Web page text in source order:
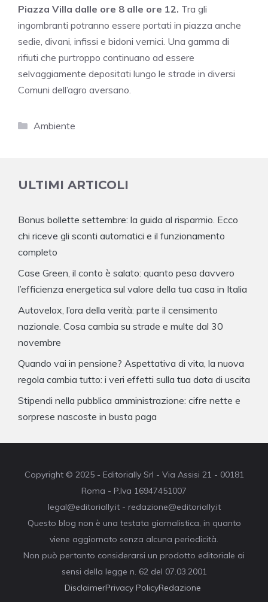
Piazza Villa dalle ore 8 alle ore 12. Tra gli
ingombranti potranno essere portati in piazza anche
sedie, divani, infissi e bidoni vernici. Una gamma di
rifiuti che purtroppo continuano ad essere
selvaggiamente depositati lungo le strade in diversi
Comuni dell’agro aversano.
Categorie
Ambiente
ULTIMI ARTICOLI
Bonus bollette settembre: la guida al risparmio. Ecco
chi riceve gli sconti automatici e il funzionamento
completo
Case Green, il conto è salato: quanto pesa davvero
l’efficienza energetica sul valore della tua casa in Italia
Autovelox, l’ora della verità: parte il censimento
nazionale. Cosa cambia su strade e multe dal 30
novembre
Quando vai in pensione? Aspettativa di vita, la nuova
regola cambia tutto: i veri effetti sulla tua data di uscita
Stipendi nella pubblica amministrazione: cifre nette e
sorprese nascoste in busta paga
Copyright © 2025 - Editorially Srl - Via Assisi 21 - 00181
Roma - P.Iva 16947451007
legal@editorially.it - redazione@editorially.it
Questo blog non è una testata giornalistica, in quanto
viene aggiornato senza alcuna periodicità.
Non può pertanto considerarsi un prodotto editoriale ai
sensi della legge n. 62 del 07.03.2001
DisclaimerPrivacy PolicyRedazione